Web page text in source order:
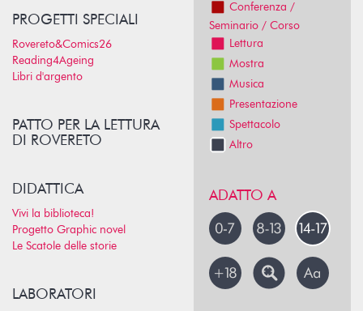
PROGETTI SPECIALI
Rovereto&Comics26
Reading4Ageing
Libri d'argento
PATTO PER LA LETTURA
DI ROVERETO
DIDATTICA
Vivi la biblioteca!
Progetto Graphic novel
Le Scatole delle storie
LABORATORI
Conferenza /
Seminario / Corso
Lettura
Mostra
Musica
Presentazione
Spettacolo
Altro
ADATTO A